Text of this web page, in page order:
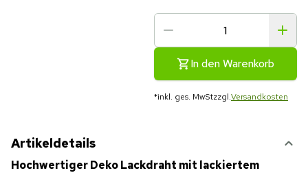
In den Warenkorb
*inkl. ges. MwStzzgl.Versandkosten
Artikeldetails
Hochwertiger Deko Lackdraht mit lackiertem